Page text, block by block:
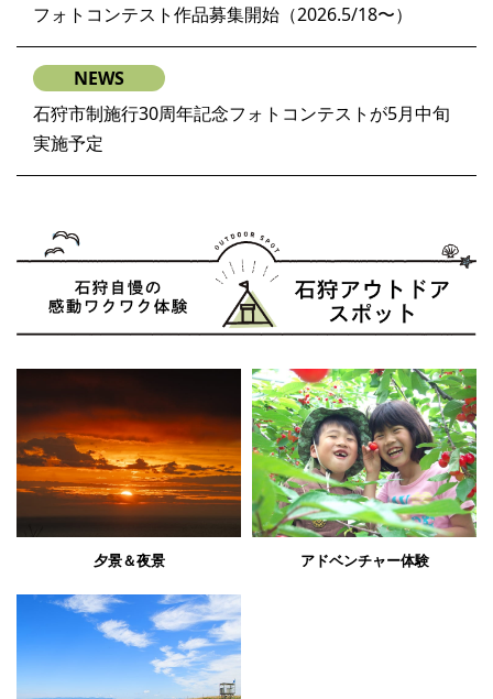
フォトコンテスト作品募集開始（2026.5/18〜）
NEWS
石狩市制施行30周年記念フォトコンテストが5月中旬
実施予定
夕景＆夜景 アドベンチャー体験